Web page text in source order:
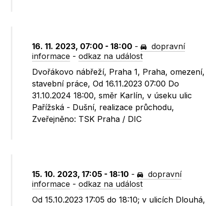
16. 11. 2023, 07:00 - 18:00 -
dopravní
informace -odkaz na událost
Dvořákovo nábřeží, Praha 1, Praha, omezení,
stavební práce, Od 16.11.2023 07:00 Do
31.10.2024 18:00, směr Karlín, v úseku ulic
Pařížská - Dušní, realizace průchodu,
Zveřejněno: TSK Praha / DIC
15. 10. 2023, 17:05 - 18:10 -
dopravní
informace -odkaz na událost
Od 15.10.2023 17:05 do 18:10; v ulicích Dlouhá,